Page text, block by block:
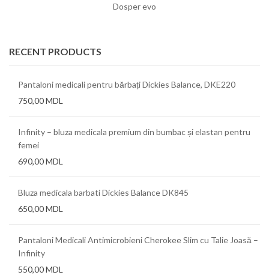
Dosper evo
RECENT PRODUCTS
Pantaloni medicali pentru bărbați Dickies Balance, DKE220
750,00MDL
Infinity – bluza medicala premium din bumbac și elastan pentru
femei
690,00MDL
Bluza medicala barbati Dickies Balance DK845
650,00MDL
Pantaloni Medicali Antimicrobieni Cherokee Slim cu Talie Joasă –
Infinity
550,00MDL